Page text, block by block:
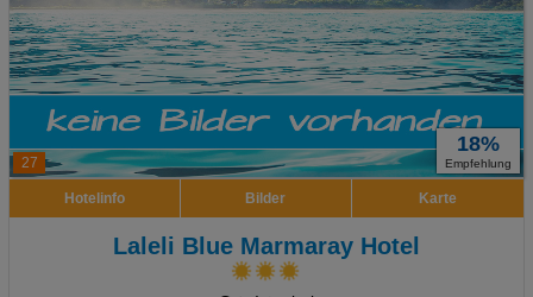
27
18%
Empfehlung
Hotelinfo Bilder Karte
Laleli Blue Marmaray Hotel